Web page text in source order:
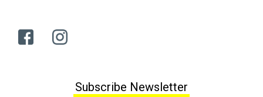
Subscribe Newsletter